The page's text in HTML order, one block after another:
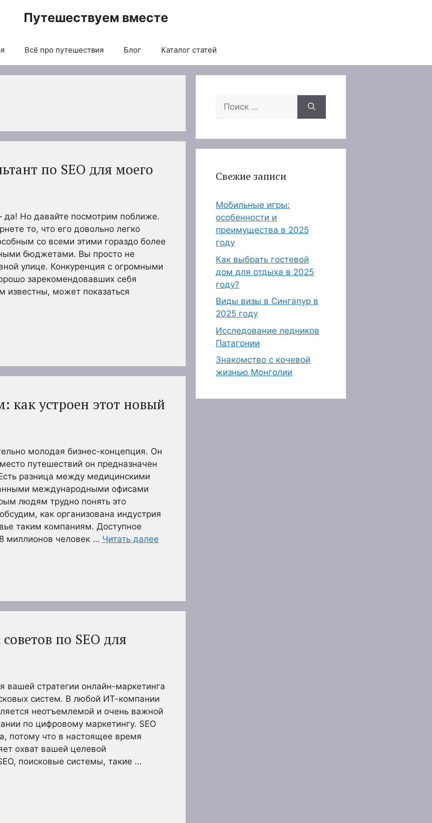
Путешествуем вместе
Всё про путешествия Блог Каталог статей
по SEO для моего
да! Но давайте посмотрим поближе.
то, что его довольно легко
со всеми этими гораздо более
бюджетами. Вы просто не
улице. Конкуренция с огромными
зарекомендовавших себя
известны, может показаться
как устроен этот новый
молодая бизнес-концепция. Он
путешествий он предназначен
разница между медицинскими
международными офисами
людям трудно понять это
как организована индустрия
таким компаниям. Доступное
миллионов человек … Читать далее
по SEO для
вашей стратегии онлайн-маркетинга
систем. В любой ИТ-компании
неотъемлемой и очень важной
по цифровому маркетингу. SEO
потому что в настоящее время
охват вашей целевой
поисковые системы, такие …
Поиск:
Свежие записи
Мобильные игры:
особенности и
преимущества в 2025
году
Как выбрать гостевой
дом для отдыха в 2025
году?
Виды визы в Сингапур в
2025 году
Исследование ледников
Патагонии
Знакомство с кочевой
жизнью Монголии